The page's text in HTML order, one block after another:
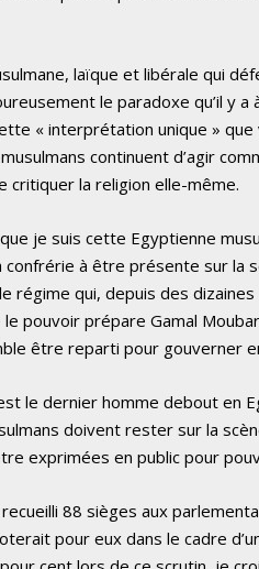
laïque et libérale qui
le paradoxe qu’il y
« interprétation unique »
continuent d’agir
critiquer la religion elle-même.
je suis cette Egyptienne
à être présente sur la
régime qui, depuis des
pouvoir prépare Gamal
être reparti pour gouverner
le dernier homme debout en
doivent rester sur la
exprimées en public pour
88 sièges aux
pour eux dans le cadre